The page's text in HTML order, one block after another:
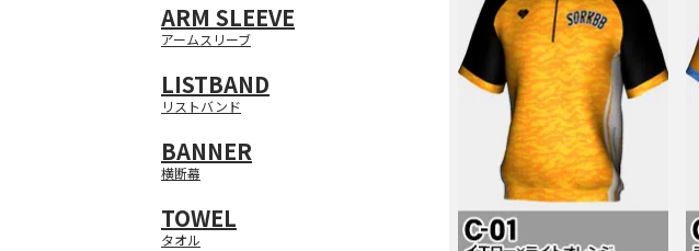
ARM SLEEVE
アームスリーブ
LISTBAND
リストバンド
BANNER
横断幕
TOWEL
タオル
名古屋（栄）
■営業日：月・火・木・金・土■休業日：水・日
■営業時間：10：00～18：00
■営業日：月・火・木・金・土■休業日：水・日
■営業時間：10：00～18：00
050-3095-5681
過去の購入履歴からの追加注文や、現在注文中の商
無料見積もりの再見積もりや、注文への申し込み
お客様のご登録頂いた基本情報の確認・変更が可能
お客様のご登録頂いた連絡先情報の確認・変更が可
過去の購入履歴からの追加注文や、現在注文中の商
無料見積もりの再見積もりや、注文への申し込み
こちらの画面から、よく使う送付先情報を送付先リ
送付先リストは最大10件まで登録が可能です。
こちらの画面から、ログアウトが可能です。
こちらの画面から、退会手続きが可能です。